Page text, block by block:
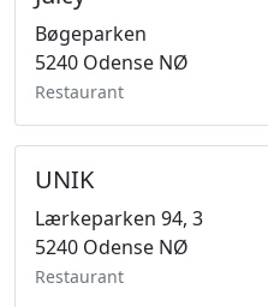
Bøgeparken
5240 Odense NØ
Restaurant
UNIK
Lærkeparken 94, 3
5240 Odense NØ
Restaurant